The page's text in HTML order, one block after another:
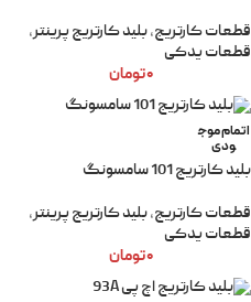
قطعات کارتریج,بلید کارتریج پرینتر,
قطعات یدکی
۰تومان
اتمام موج
ودی
بلید کارتریج 101 سامسونگ
قطعات کارتریج,بلید کارتریج پرینتر,
قطعات یدکی
۰تومان